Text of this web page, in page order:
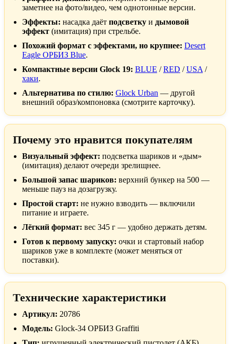
заметнее на фото/видео, чем однотонные версии.
Эффекты: насадка даёт подсветку и дымовой
эффект (имитация) при стрельбе.
Похожий формат с эффектами, но крупнее: Desert
Eagle ОРБИЗ Blue.
Компактные версии Glock 19: BLUE /RED /USA /
хаки.
Альтернатива по стилю: Glock Urban — другой
внешний образ/компоновка (смотрите карточку).
Почему это нравится покупателям
Визуальный эффект: подсветка шариков и «дым»
(имитация) делают очереди зрелищнее.
Большой запас шариков: верхний бункер на 500 —
меньше пауз на дозагрузку.
Простой старт: не нужно взводить — включили
питание и играете.
Лёгкий формат: вес 345 г — удобно держать детям.
Готов к первому запуску: очки и стартовый набор
шариков уже в комплекте (может меняться от
поставки).
Технические характеристики
Артикул: 20786
Модель: Glock-34 ОРБИЗ Graffiti